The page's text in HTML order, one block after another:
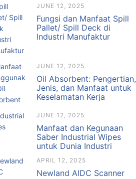
JUNE 12, 2025
Fungsi dan Manfaat Spill
Pallet/ Spill Deck di
Industri Manufaktur
JUNE 12, 2025
Oil Absorbent: Pengertian,
Jenis, dan Manfaat untuk
Keselamatan Kerja
JUNE 12, 2025
Manfaat dan Kegunaan
Saber Industrial Wipes
untuk Dunia Industri
APRIL 12, 2025
Newland AIDC Scanner